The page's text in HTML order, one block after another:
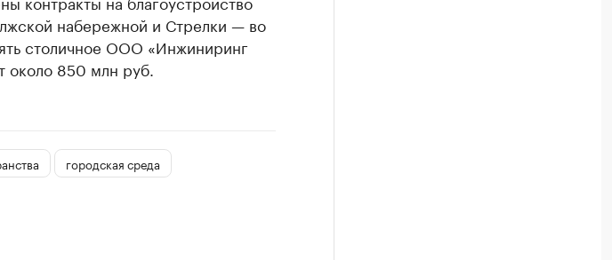
набережной и Стрелки — во
столичное ООО «Инжиниринг
около 850 млн руб.
городская среда